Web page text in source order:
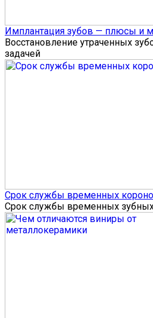
Имплантация зубов — плюсы и
Восстановление утраченных
задачей
Срок службы временных
Срок службы временных зубных